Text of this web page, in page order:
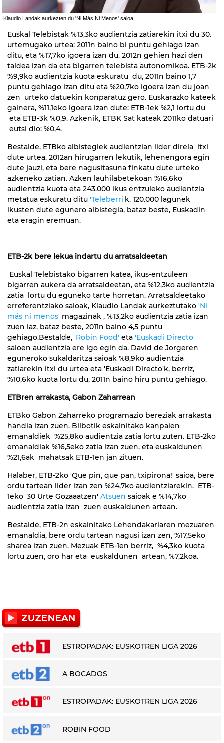
Klaudio Landak aurkezten du 'Ni Más Ni Menos' saioa.
Euskal Telebistak %13,3ko audientzia zatiarekin itxi du 30.
urtemugako urtea: 2011n baino bi puntu gehiago izan
ditu, eta %17,7ko igoera izan du. 2012n gehien hazi den
taldea izan da eta bigarren telebista autonomikoa. ETB-2k
%9,9ko audientzia kuota eskuratu du, 2011n baino 1,7
puntu gehiago izan ditu eta %20,7ko igoera izan du joan
zen urteko datuekin konparatuz gero. Euskarazko kateek
gainera, %11,1eko igoera izan dute: ETB-1ek %2,1 lortu du
eta ETB-3k %0,9. Azkenik, ETBK Sat kateak 2011ko datuari
eutsi dio: %0,4.
Bestalde, ETBko albistegiek audientzian lider direla itxi
dute urtea. 2012an hirugarren lekutik, lehenengora egin
dute jauzi, eta bere nagusitasuna finkatu dute urteko
azkeneko zatian. Azken lauhilabetekoan %16,6ko
audientzia kuota eta 243.000 ikus entzuleko audientzia
metatua eskuratu ditu 'Teleberri'k. 120.000 lagunek
ikusten dute egunero albistegia, bataz beste, Euskadin
eta eragin eremuan.
ETB-2k bere lekua indartu du arratsaldeetan
Euskal Telebistako bigarren katea, ikus-entzuleen
bigarren aukera da arratsaldeetan, eta %12,3ko audientzia
zatia lortu du eguneko tarte horretan. Arratsaldeetako
erreferentziako saioak, Klaudio Landak aurkeztutako 'Ni
más ni menos' magazinak , %13,2ko audientzia zatia izan
zuen iaz, bataz beste, 2011n baino 4,5 puntu
gehiago.Bestalde, 'Robin Food' eta 'Euskadi Directo'
saioen audientzia ere igo egin da. David de Jorgeren
eguneroko sukaldaritza saioak %8,9ko audientzia
zatiarekin itxi du urtea eta 'Euskadi Directo'k, berriz,
%10,6ko kuota lortu du, 2011n baino hiru puntu gehiago.
ETBren arrakasta, Gabon Zaharrean
ETBko Gabon Zaharreko programazio bereziak arrakasta
handia izan zuen. Bilbotik eskainitako kanpaien
emanaldiek %25,8ko audientzia zatia lortu zuten. ETB-2ko
emanaldiak %16,5eko zatia izan zuen, eta euskaldunen
%21,6ak mahatsak ETB-1en jan zituen.
Halaber, ETB-2ko 'Que pin, que pan, txipirona!' saioa, bere
ordu tartean lider izan zen %24,7ko audientziarekin. ETB-
1eko '30 Urte Gozaaatzen' Atsuen saioak e %14,7ko
audientzia zatia izan zuen euskaldunen artean.
Bestalde, ETB-2n eskainitako Lehendakariaren mezuaren
emanaldia, bere ordu tartean nagusi izan zen, %17,5eko
sharea izan zuen. Mezuak ETB-1en berriz, %4,3ko kuota
lortu zuen, oro har eta euskaldunen artean, %7,2koa.
ESTROPADAK: EUSKOTREN LIGA 2026
A BOCADOS
ESTROPADAK: EUSKOTREN LIGA 2026
ROBIN FOOD